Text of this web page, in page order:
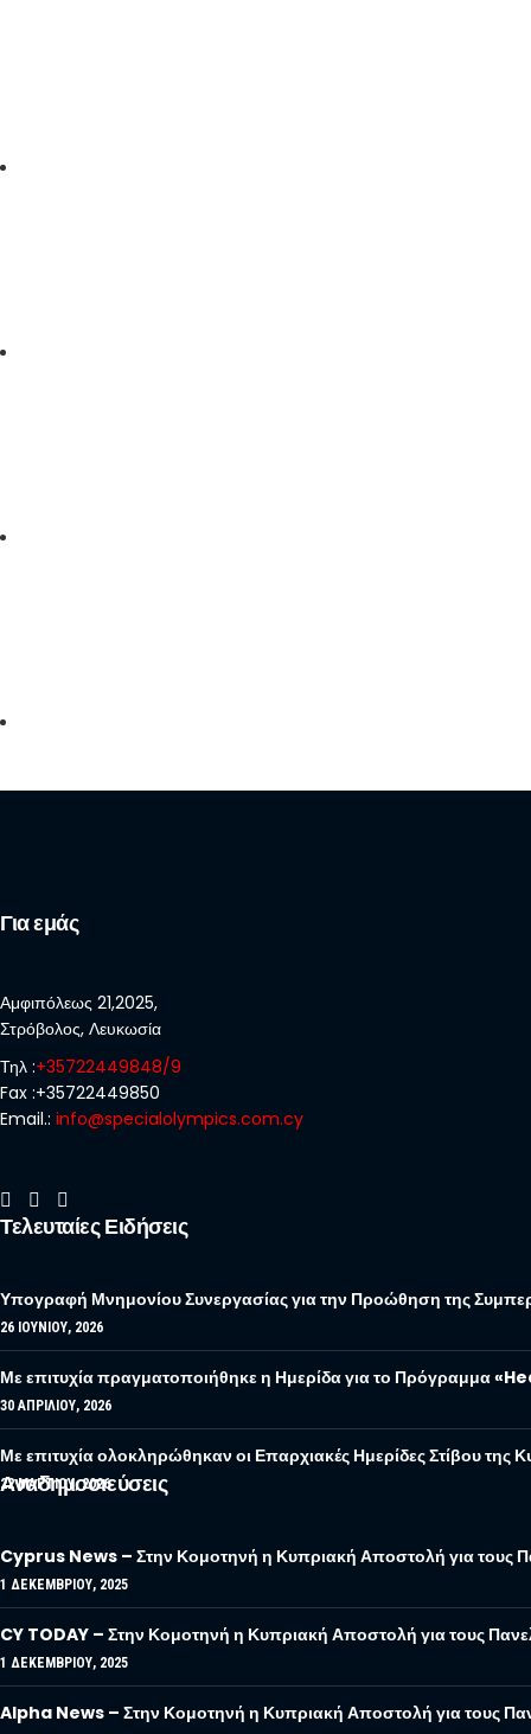
Για εμάς
Αμφιπόλεως 21,2025,
Στρόβολος, Λευκωσία
Τηλ :+35722449848/9
Fax :+35722449850
Email.: info@specialolympics.com.cy
Τελευταίες Ειδήσεις
Υπογραφή Μνημονίου Συνεργασίας για την Προώθηση της
26 ΙΟΥΝΊΟΥ, 2026
Με επιτυχία πραγματοποιήθηκε η Ημερίδα για το Πρόγραμμα
30 ΑΠΡΙΛΊΟΥ, 2026
Με επιτυχία ολοκληρώθηκαν οι Επαρχιακές Ημερίδες Στίβου
22 ΜΑΡΤΊΟΥ, 2026
Αναδημοσιεύσεις
Cyprus News – Στην Κομοτηνή η Κυπριακή Αποστολή για
1 ΔΕΚΕΜΒΡΊΟΥ, 2025
CY TODAY – Στην Κομοτηνή η Κυπριακή Αποστολή για τους
1 ΔΕΚΕΜΒΡΊΟΥ, 2025
Alpha News – Στην Κομοτηνή η Κυπριακή Αποστολή για τους